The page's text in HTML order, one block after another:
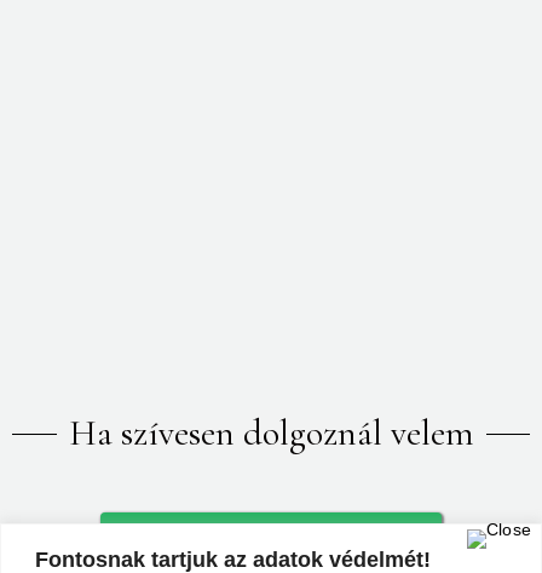
Fontosnak tartjuk az adatok védelmét!
Ha szívesen dolgoznál velem